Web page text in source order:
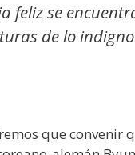
feliz se
de lo indigno
que convenir